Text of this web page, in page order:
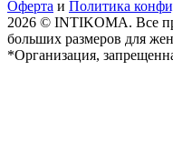
Оферта и Политика
2026 © INTIKOMA. Все
больших размеров для
*Организация,